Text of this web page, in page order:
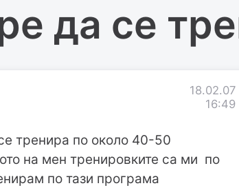
да се
18.02.07
16:49
тренира по около 40-50
на мен тренировките са ми по
по тази програма